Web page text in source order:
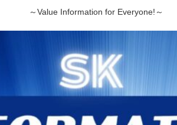
～Value Information for Everyone!～